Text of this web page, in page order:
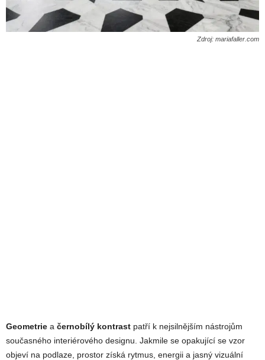
Zdroj: mariafaller.com
Geometrie a černobílý kontrast patří k nejsilnějším nástrojům
současného interiérového designu. Jakmile se opakující se vzor
objeví na podlaze, prostor získá rytmus, energii a jasný vizuální